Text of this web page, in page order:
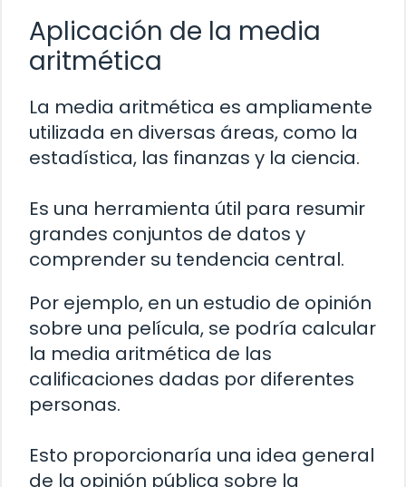
Aplicación de la media
aritmética
La media aritmética es ampliamente
utilizada en diversas áreas, como la
estadística, las finanzas y la ciencia.
Es una herramienta útil para resumir
grandes conjuntos de datos y
comprender su tendencia central.
Por ejemplo, en un estudio de opinión
sobre una película, se podría calcular
la media aritmética de las
calificaciones dadas por diferentes
personas.
Esto proporcionaría una idea general
de la opinión pública sobre la